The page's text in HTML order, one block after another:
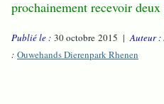
prochainement recevoir deux
Publié le : 30 octobre 2015 |Auteur :
: Ouwehands Dierenpark Rhenen